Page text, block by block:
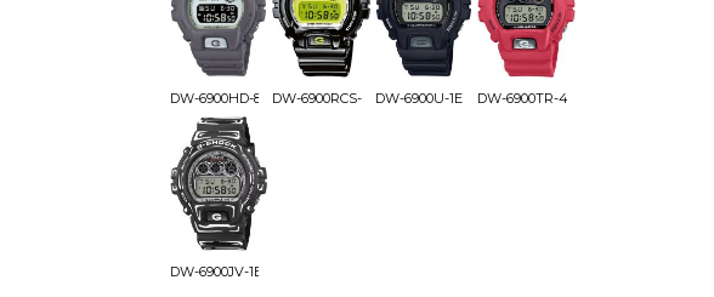
DW-6900HD-8ERDW-6900RCS-1ERDW-6900U-1ER DW-6900TR-4ER
DW-6900JV-1ER